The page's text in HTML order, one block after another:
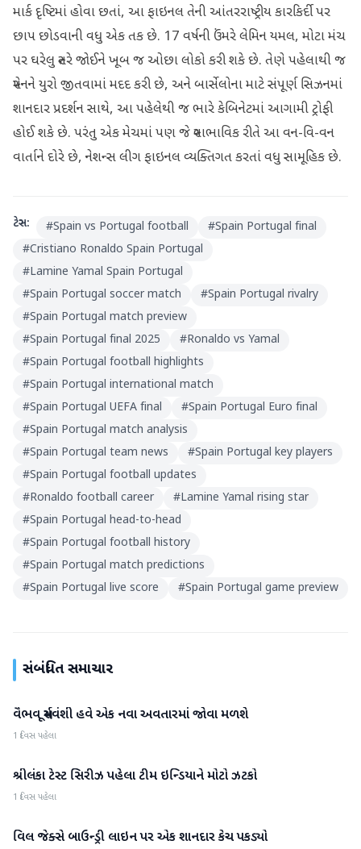
માર્ક દૃષ્ટિમાં હોવા છતાં, આ ફાઇનલ તેની આંતરરાષ્ટ્રીય કારકિર્દી પર
છાપ છોડવાની વધુ એક તક છે. 17 વર્ષની ઉંમરે લેમિન યમલ, મોટા મંચ
પર ઘરેલુ સ્તરે જોઈને ખૂબ જ ઓછા લોકો કરી શકે છે. તેણે પહેલાથી જ
સ્પેનને યુરો જીતવામાં મદદ કરી છે, અને બાર્સેલોના માટે સંપૂર્ણ સિઝનમાં
શાનદાર પ્રદર્શન સાથે, આ પહેલેથી જ ભારે કેબિનેટમાં આગામી ટ્રોફી
હોઈ શકે છે. પરંતુ એક મેચમાં પણ જે સ્વાભાવિક રીતે આ વન-વિ-વન
વાર્તાને દોરે છે, નેશન્સ લીગ ફાઇનલ વ્યક્તિગત કરતાં વધુ સામૂહિક છે.
ટેગ્સ: #Spain vs Portugal football #Spain Portugal final
#Cristiano Ronaldo Spain Portugal
#Lamine Yamal Spain Portugal
#Spain Portugal soccer match #Spain Portugal rivalry
#Spain Portugal match preview
#Spain Portugal final 2025 #Ronaldo vs Yamal
#Spain Portugal football highlights
#Spain Portugal international match
#Spain Portugal UEFA final #Spain Portugal Euro final
#Spain Portugal match analysis
#Spain Portugal team news #Spain Portugal key players
#Spain Portugal football updates
#Ronaldo football career #Lamine Yamal rising star
#Spain Portugal head-to-head
#Spain Portugal football history
#Spain Portugal match predictions
#Spain Portugal live score #Spain Portugal game preview
સંબંધિત સમાચાર
રમતગમત
વૈભવ સૂર્યવંશી હવે એક નવા અવતારમાં જોવા મળશે
1 દિવસ પહેલા
રમતગમત
શ્રીલંકા ટેસ્ટ સિરીઝ પહેલા ટીમ ઇન્ડિયાને મોટો ઝટકો
1 દિવસ પહેલા
રમતગમત
વિલ જેક્સે બાઉન્ડ્રી લાઇન પર એક શાનદાર કેચ પકડ્યો